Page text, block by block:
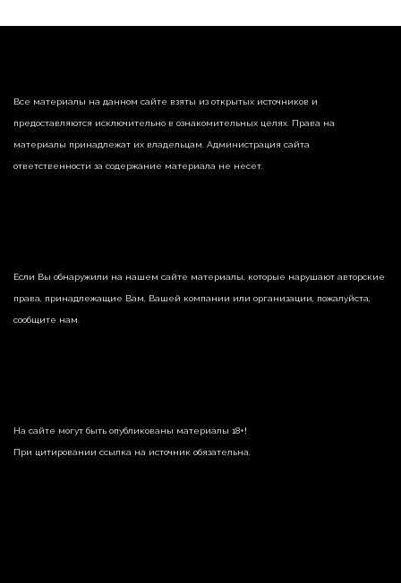
Все материалы на данном сайте взяты из открытых источников и
предоставляются исключительно в ознакомительных целях. Права на
материалы принадлежат их владельцам. Администрация сайта
ответственности за содержание материала не несет.
Если Вы обнаружили на нашем сайте материалы, которые нарушают авторские
права, принадлежащие Вам, Вашей компании или организации, пожалуйста,
сообщите нам.
На сайте могут быть опубликованы материалы 18+!
При цитировании ссылка на источник обязательна.